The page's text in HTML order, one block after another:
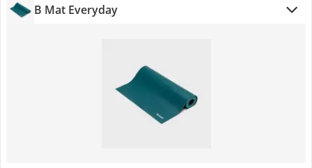
B Mat Everyday